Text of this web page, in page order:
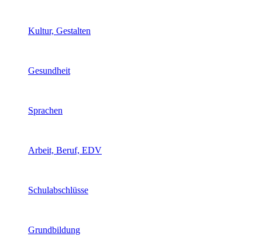
Kultur, Gestalten
Gesundheit
Sprachen
Arbeit, Beruf, EDV
Schulabschlüsse
Grundbildung